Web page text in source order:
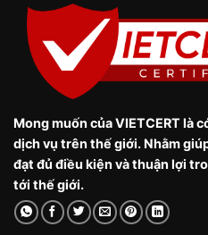
Mong muốn của VIETCERT là
dịch vụ trên thế giới. Nhằm
đạt đủ điều kiện và thuận lợi
tới thế giới.